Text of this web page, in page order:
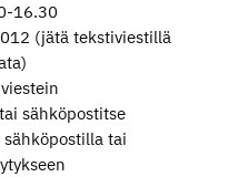
16.30
(jätä tekstiviestillä
sähköpostitse
tai